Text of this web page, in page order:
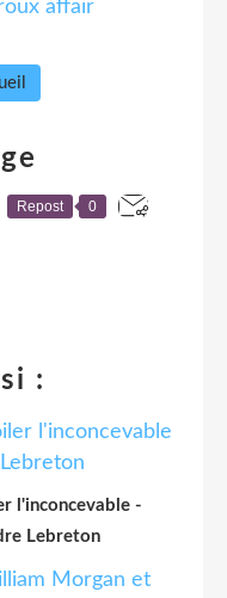
Repost 0
:
l'inconcevable -
Lebreton